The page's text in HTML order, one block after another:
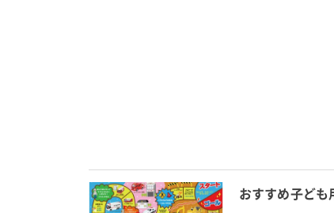
おすすめ子ど